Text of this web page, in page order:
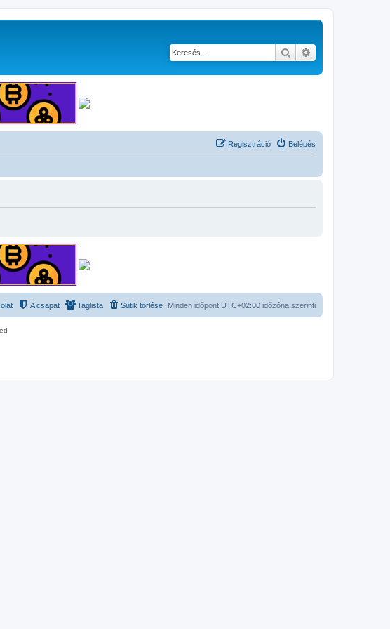
Keresés
Belépés
Regisztráció
Minden időpont UTC+02:00 időzóna szerinti
Sütik törlése
Taglista
A csapat